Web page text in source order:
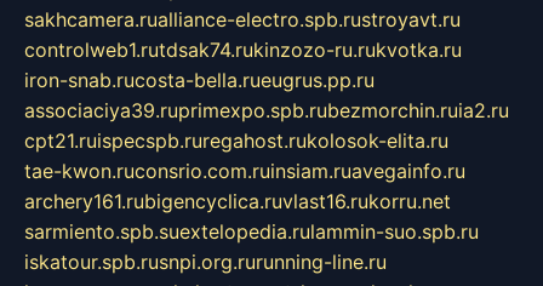
sakhcamera.rualliance-electro.spb.rustroyavt.ru
controlweb1.rutdsak74.rukinzozo-ru.rukvotka.ru
iron-snab.rucosta-bella.rueugrus.pp.ru
associaciya39.ruprimexpo.spb.rubezmorchin.ruia2.ru
cpt21.ruispecspb.ruregahost.rukolosok-elita.ru
tae-kwon.ruconsrio.com.ruinsiam.ruavegainfo.ru
archery161.rubigencyclica.ruvlast16.rukorru.net
sarmiento.spb.suextelopedia.rulammin-suo.spb.ru
iskatour.spb.rusnpi.org.rurunning-line.ru